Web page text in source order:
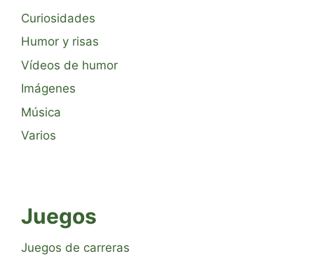
Curiosidades
Humor y risas
Vídeos de humor
Imágenes
Música
Varios
Juegos
Juegos de carreras